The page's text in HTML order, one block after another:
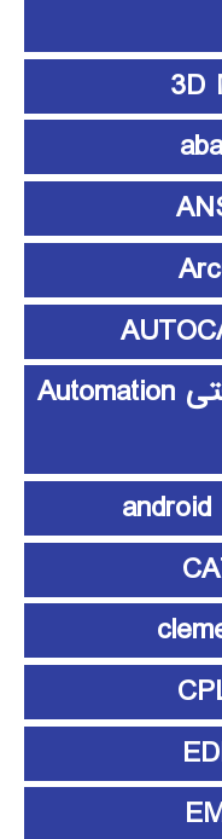
آموزش اتوماسیون صنعتی Automation